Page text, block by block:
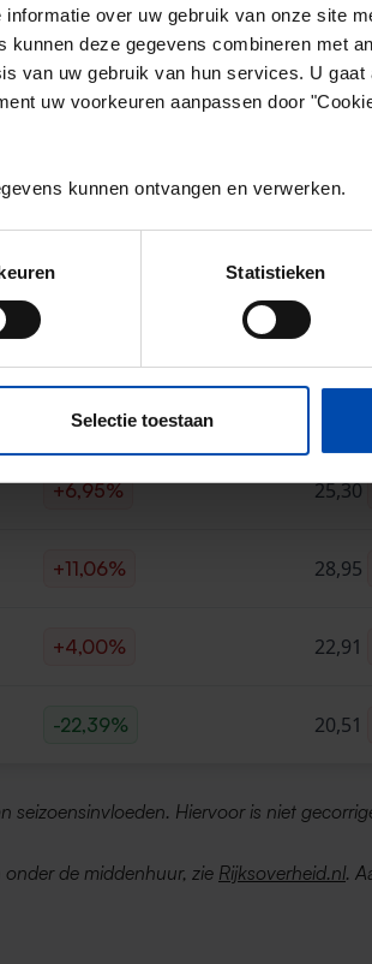
over uw gebruik van onze site
deze gegevens combineren met
van uw gebruik van hun services. U
uw voorkeuren aanpassen door
kunnen ontvangen en verwerken.
Statistieken
Selectie toestaan
sector ligt op€20,51 per m .
in Heerlen ligt dus36,19%
in de vrije sector ten opzichte van
sterk afhankelijk van seizoensinvloeden.
in Heerlen
Verschil vorig kwartaal
+6,95% 25,30
+11,06% 28,95
+4,00% 22,91
-22,39% 20,51
seizoensinvloeden. Hiervoor is niet
onder de middenhuur, zie Rijksoverheid.nl.